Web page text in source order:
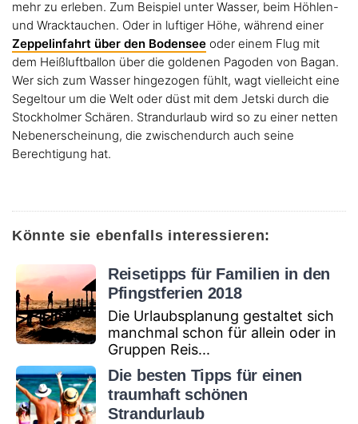
mehr zu erleben. Zum Beispiel unter Wasser, beim Höhlen-
und Wracktauchen. Oder in luftiger Höhe, während einer
Zeppelinfahrt über den Bodensee oder einem Flug mit
dem Heißluftballon über die goldenen Pagoden von Bagan.
Wer sich zum Wasser hingezogen fühlt, wagt vielleicht eine
Segeltour um die Welt oder düst mit dem Jetski durch die
Stockholmer Schären. Strandurlaub wird so zu einer netten
Nebenerscheinung, die zwischendurch auch seine
Berechtigung hat.
Könnte sie ebenfalls interessieren:
Reisetipps für Familien in den
Pfingstferien 2018
Die Urlaubsplanung gestaltet sich
manchmal schon für allein oder in
Gruppen Reis...
Die besten Tipps für einen
traumhaft schönen
Strandurlaub